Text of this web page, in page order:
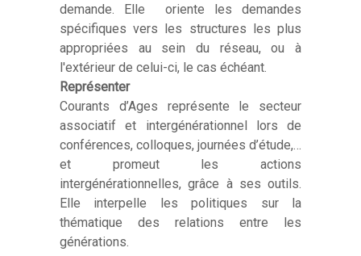
demande. Elle oriente les demandes
spécifiques vers les structures les plus
appropriées au sein du réseau, ou à
l'extérieur de celui-ci, le cas échéant.
Représenter
Courants d’Ages représente le secteur
associatif et intergénérationnel lors de
conférences, colloques, journées d’étude,…
et promeut les actions
intergénérationnelles, grâce à ses outils.
Elle interpelle les politiques sur la
thématique des relations entre les
générations.